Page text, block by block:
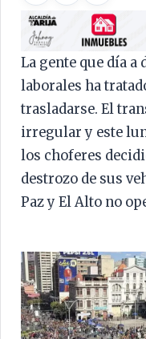
La gente que día a
laborales ha
trasladarse. El
irregular y este
los choferes
destrozo de sus
Paz y El Alto no